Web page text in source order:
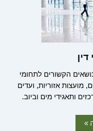
הקשורים לתחומי
מועצות אזוריות, ועדים
ותאגידי מים וביוב.
»